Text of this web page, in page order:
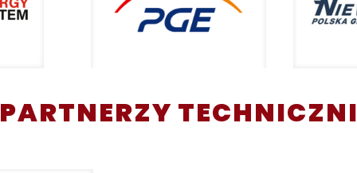
PARTNERZY